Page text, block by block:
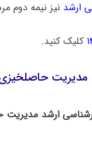
ارشد نیز نیمه دوم مردادماه ۱۴۰۵
کلیک کنید.
مدیریت
ارشد